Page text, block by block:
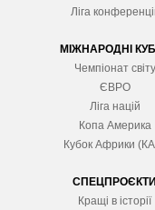
Ліга
МІЖНАРОДНІ
Чемпіонат світу
ЄВРО
Ліга націй
Копа Америка
Кубок Африки
СПЕЦПРОЄКТИ
Кращі в історії